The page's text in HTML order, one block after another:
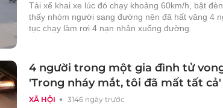
Tài xế khai xe lúc đó chạy khoảng 60km/h, bật
thấy nhóm người sang đường nên đã hất văng 4
tục chạy làm rơi 4 nạn nhân xuống đường.
XÃ HỘI 3146 ngày trước
4 người trong một gia đình tử
'Trong nháy mắt, tôi đã mất tất cả'